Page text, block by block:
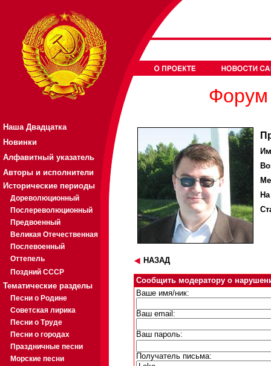
Наша Двадцатка
Новинки
Алфавитный указатель
Авторы и исполнители
Исторические периоды
Дореволюционный
Послереволюционный
Предвоенный
Великая Отечественная
Послевоенный
Оттепель
Поздний СССР
Тематические разделы
Песни о Родине
Советская лирика
Песни о Труде
Песни о городах
Праздничные песни
Морские песни
Форум
НАЗАД
Сообщить модератору о
Ваше имя/ник:
Ваш email:
Ваш пароль:
Получатель письма: